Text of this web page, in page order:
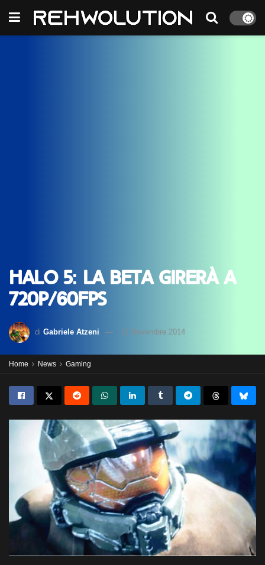
Halo 5: la beta girerà a
720p/60FPS
di Gabriele Atzeni 11 Novembre 2014
Home News Gaming